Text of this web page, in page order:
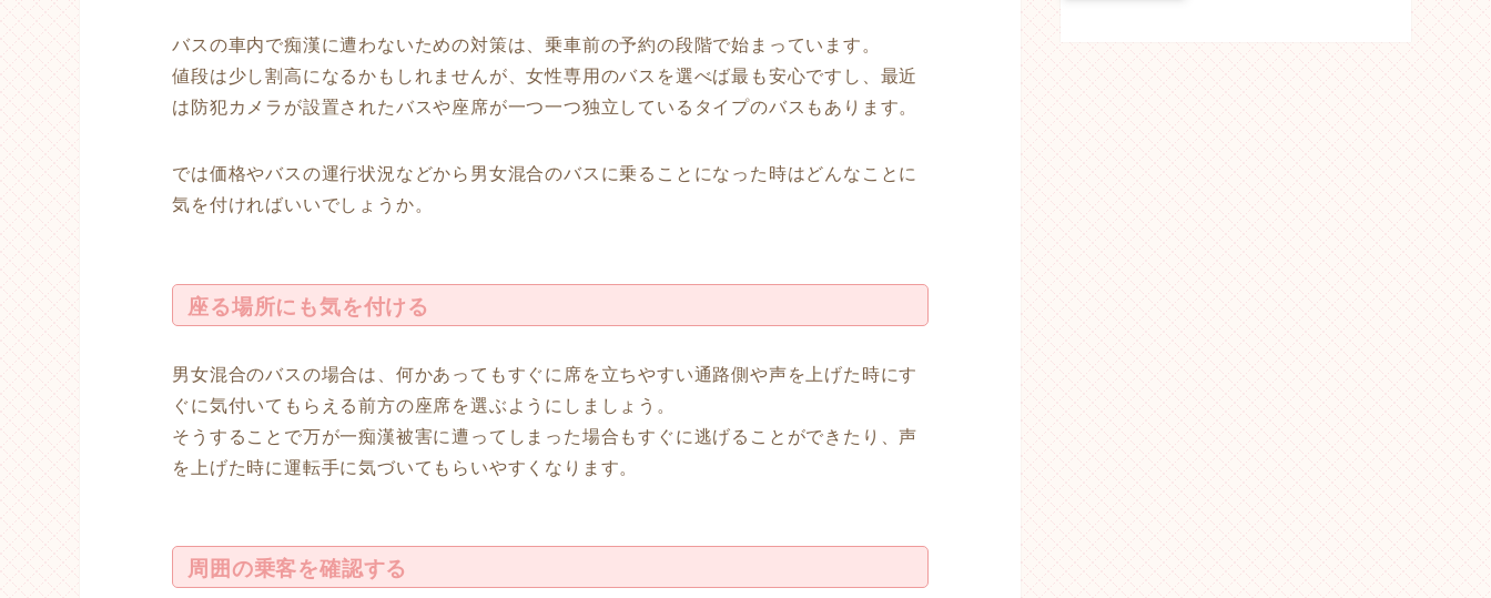
バスの車内で痴漢に遭わないための対策は、乗車前の予約の段階で始まっています。
値段は少し割高になるかもしれませんが、女性専用のバスを選べば最も安心ですし、最近
は防犯カメラが設置されたバスや座席が一つ一つ独立しているタイプのバスもあります。
では価格やバスの運行状況などから男女混合のバスに乗ることになった時はどんなことに
気を付ければいいでしょうか。
座る場所にも気を付ける
男女混合のバスの場合は、何かあってもすぐに席を立ちやすい通路側や声を上げた時にす
ぐに気付いてもらえる前方の座席を選ぶようにしましょう。
そうすることで万が一痴漢被害に遭ってしまった場合もすぐに逃げることができたり、声
を上げた時に運転手に気づいてもらいやすくなります。
周囲の乗客を確認する